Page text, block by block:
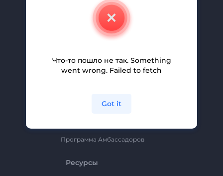
Свяжитесь С Нами
Помощь И Поддержка
Партнерская Программа
Политика Конфиденциальности
Программа Амбассадоров
Ресурсы
Что-то пошло не так. Something
went wrong. Failed to fetch
Got it